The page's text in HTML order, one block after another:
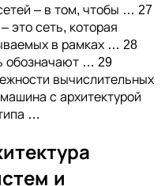
– в том, чтобы … 27
это сеть, которая
в рамках … 28
обозначают … 29
вычислительных
с архитектурой
…
и